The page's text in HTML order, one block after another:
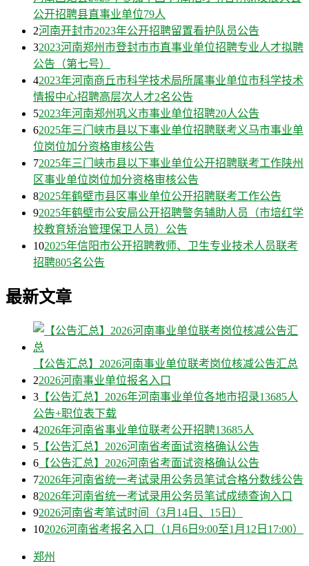
公开招聘县直事业单位79人
2河南开封市2023年公开招聘留置看护队员公告
32023河南郑州市登封市市直事业单位招聘专业人才拟聘
公告（第七号）
42023年河南商丘市科学技术局所属事业单位市科学技术
情报中心招聘高层次人才2名公告
52023年河南郑州巩义市事业单位招聘20人公告
62025年三门峡市县以下事业单位招聘联考义马市事业单
位岗位加分资格审核公告
72025年三门峡市县以下事业单位公开招聘联考工作陕州
区事业单位岗位加分资格审核公告
82025年鹤壁市县区事业单位公开招聘联考工作公告
92025年鹤壁市公安局公开招聘警务辅助人员（市培红学
校教育矫治管理保卫人员）公告
102025年信阳市公开招聘教师、卫生专业技术人员联考
招聘805名公告
最新文章
【公告汇总】2026河南事业单位联考岗位核减公告汇总
22026河南事业单位报名入口
3 【公告汇总】2026年河南事业单位各地市招录13685人
公告+职位表下载
42026年河南省事业单位联考公开招聘13685人
5 【公告汇总】2026河南省考面试资格确认公告
6 【公告汇总】2026河南省考面试资格确认公告
72026年河南省统一考试录用公务员笔试合格分数线公告
82026年河南省统一考试录用公务员笔试成绩查询入口
92026河南省考笔试时间（3月14日、15日）
102026河南省考报名入口（1月6日9:00至1月12日17:00）
郑州